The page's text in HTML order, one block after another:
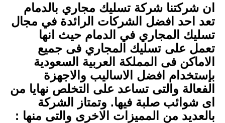
ان شركتنا شركة تسليك مجاري بالدمام
تعد احد افضل الشركات الرائدة في مجال
تسليك المجاري في الدمام حيث انها
تعمل على تسليك المجاري فى جميع
الاماكن فى المملكة العربية السعودية
بإستخدام افضل الاساليب والاجهزة
الفعالة والتى تساعد على التخلص نهايا من
اى شوائب صلبة فيها. وتمتاز الشركة
بالعديد من المميزات الاخرى والتى منها :